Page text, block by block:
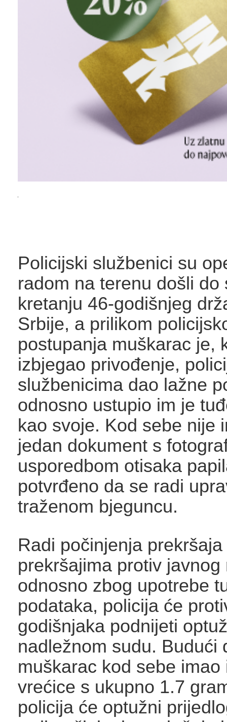
Policijski službenici su
radom na terenu došli do
kretanju 46-godišnjeg
Srbije, a prilikom
postupanja muškarac je,
izbjegao privođenje,
službenicima dao lažne
odnosno ustupio im je
kao svoje. Kod sebe nije
jedan dokument s
usporedbom otisaka
potvrđeno da se radi
traženom bjeguncu.
Radi počinjenja
prekršajima protiv javnog
odnosno zbog upotrebe
podataka, policija će
godišnjaka podnijeti
nadležnom sudu. Budući
muškarac kod sebe imao
vrećice s ukupno 1.7
policija će optužni